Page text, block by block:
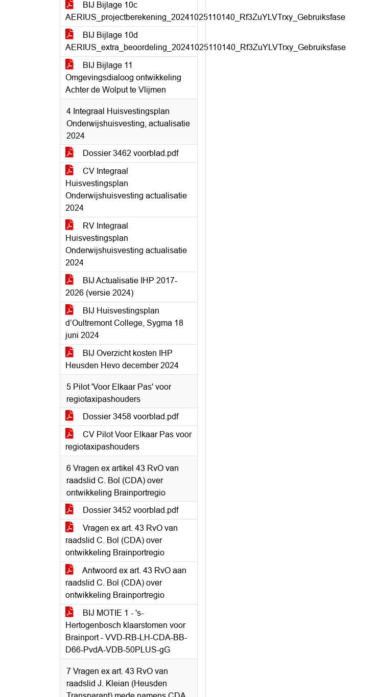
BIJ Bijlage 10c
AERIUS_projectberekening_20241025110140_Rf3ZuYLVTrxy_Gebruiksfase
BIJ Bijlage 10d
AERIUS_extra_beoordeling_20241025110140_Rf3ZuYLVTrxy_Gebruiksfase
BIJ Bijlage 11
Omgevingsdialoog ontwikkeling
Achter de Wolput te Vlijmen
4 Integraal Huisvestingsplan
Onderwijshuisvesting, actualisatie
2024
Dossier 3462 voorblad.pdf
CV Integraal
Huisvestingsplan
Onderwijshuisvesting actualisatie
2024
RV Integraal
Huisvestingsplan
Onderwijshuisvesting actualisatie
2024
BIJ Actualisatie IHP 2017-
2026 (versie 2024)
BIJ Huisvestingsplan
d’Oultremont College, Sygma 18
juni 2024
BIJ Overzicht kosten IHP
Heusden Hevo december 2024
5 Pilot 'Voor Elkaar Pas' voor
regiotaxipashouders
Dossier 3458 voorblad.pdf
CV Pilot Voor Elkaar Pas voor
regiotaxipashouders
6 Vragen ex artikel 43 RvO van
raadslid C. Bol (CDA) over
ontwikkeling Brainportregio
Dossier 3452 voorblad.pdf
Vragen ex art. 43 RvO van
raadslid C. Bol (CDA) over
ontwikkeling Brainportregio
Antwoord ex art. 43 RvO aan
raadslid C. Bol (CDA) over
ontwikkeling Brainportregio
BIJ MOTIE 1 - 's-
Hertogenbosch klaarstomen voor
Brainport - VVD-RB-LH-CDA-BB-
D66-PvdA-VDB-50PLUS-gG
7 Vragen ex art. 43 RvO van
raadslid J. Kleian (Heusden